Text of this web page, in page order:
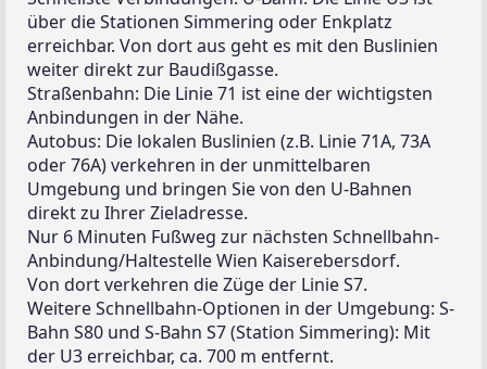
über die Stationen Simmering oder Enkplatz
erreichbar. Von dort aus geht es mit den Buslinien
weiter direkt zur Baudißgasse.
Straßenbahn: Die Linie 71 ist eine der wichtigsten
Anbindungen in der Nähe.
Autobus: Die lokalen Buslinien (z.B. Linie 71A, 73A
oder 76A) verkehren in der unmittelbaren
Umgebung und bringen Sie von den U-Bahnen
direkt zu Ihrer Zieladresse.
Nur 6 Minuten Fußweg zur nächsten Schnellbahn-
Anbindung/Haltestelle Wien Kaiserebersdorf.
Von dort verkehren die Züge der Linie S7.
Weitere Schnellbahn-Optionen in der Umgebung: S-
Bahn S80 und S-Bahn S7 (Station Simmering): Mit
der U3 erreichbar, ca. 700 m entfernt.